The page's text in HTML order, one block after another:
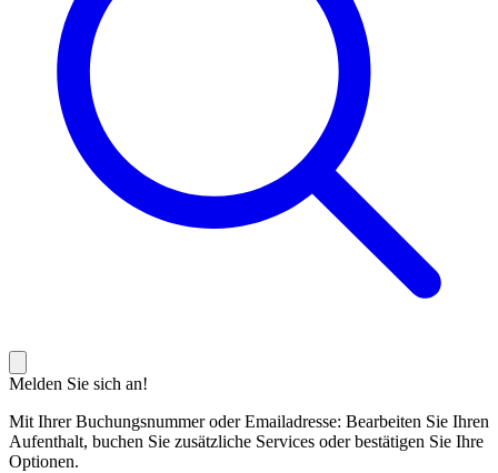
Melden Sie sich an!
Mit Ihrer Buchungsnummer oder Emailadresse: Bearbeiten Sie Ihren
Aufenthalt, buchen Sie zusätzliche Services oder bestätigen Sie Ihre
Optionen.